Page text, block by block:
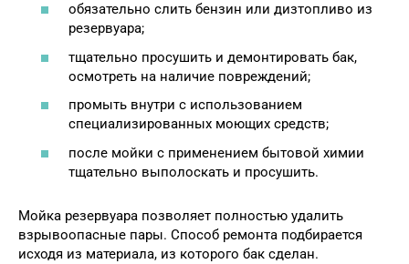
обязательно слить бензин или дизтопливо из
резервуара;
тщательно просушить и демонтировать бак,
осмотреть на наличие повреждений;
промыть внутри с использованием
специализированных моющих средств;
после мойки с применением бытовой химии
тщательно выполоскать и просушить.
Мойка резервуара позволяет полностью удалить
взрывоопасные пары. Способ ремонта подбирается
исходя из материала, из которого бак сделан.